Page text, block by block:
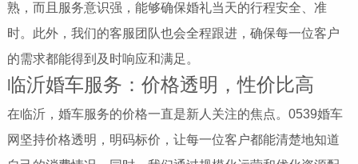
熟，而且服务意识强，能够确保婚礼当天的行程安全、准
时。此外，我们的客服团队也会全程跟进，确保每一位客户
的需求都能得到及时响应和满足。
临沂婚车服务：价格透明，性价比高
在临沂，婚车服务的价格一直是新人关注的焦点。0539婚车
网坚持价格透明，明码标价，让每一位客户都能清楚地知道